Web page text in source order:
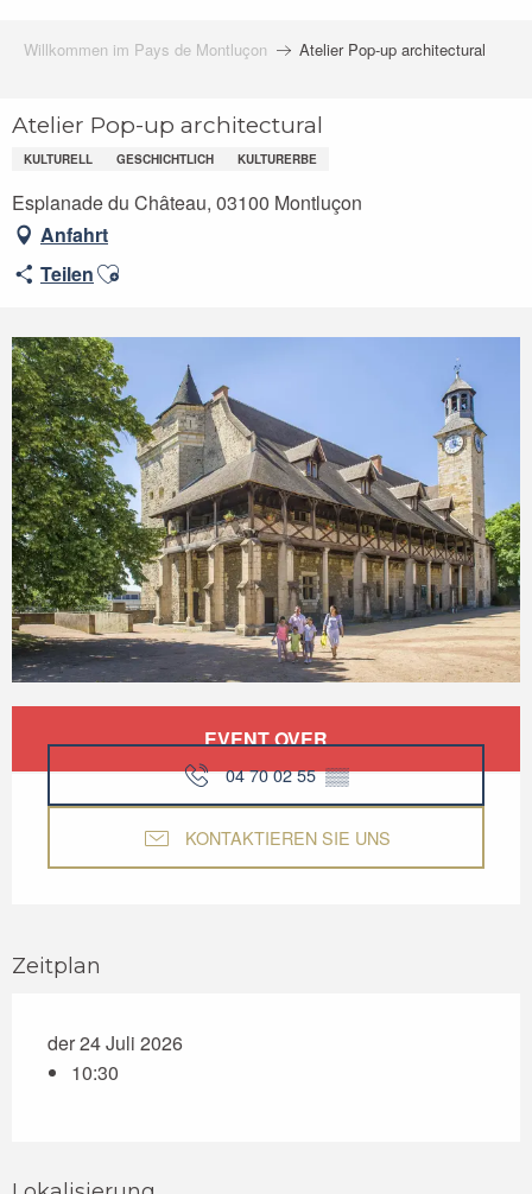
Willkommen im Pays de Montluçon Atelier Pop-up architectural
Atelier Pop-up architectural
KULTURELL GESCHICHTLICH KULTURERBE
Esplanade du Château, 03100 Montluçon
Anfahrt
TeilenAjouter aux favoris
EVENT OVER
04 70 02 55▒▒
KONTAKTIEREN SIE UNS
Zeitplan
der 24 Juli 2026
10:30